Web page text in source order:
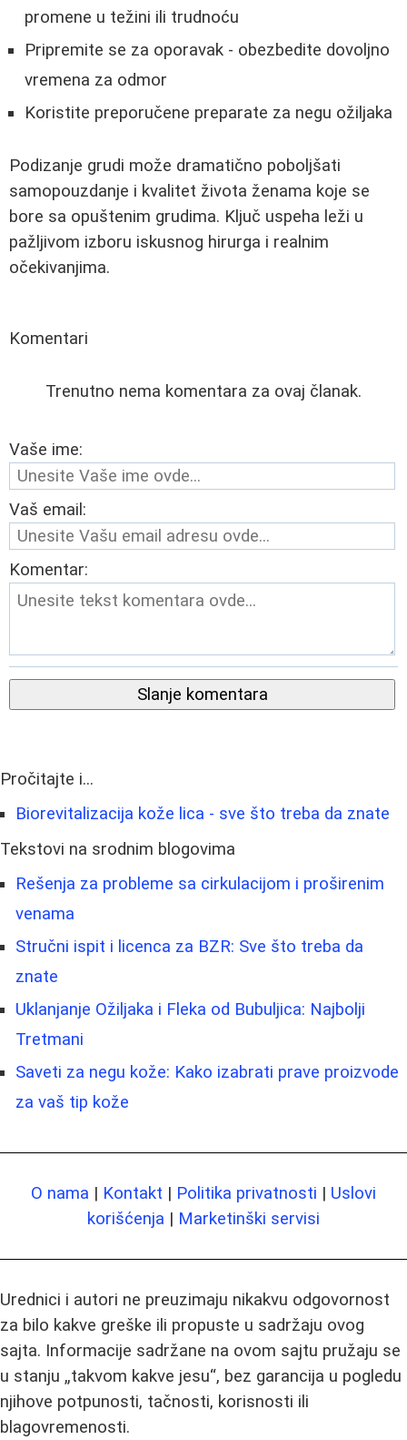
promene u težini ili trudnoću
Pripremite se za oporavak - obezbedite dovoljno
vremena za odmor
Koristite preporučene preparate za negu ožiljaka
Podizanje grudi može dramatično poboljšati
samopouzdanje i kvalitet života ženama koje se
bore sa opuštenim grudima. Ključ uspeha leži u
pažljivom izboru iskusnog hirurga i realnim
očekivanjima.
Komentari
Trenutno nema komentara za ovaj članak.
Vaše ime:
Vaš email:
Komentar:
Slanje komentara
Pročitajte i...
Biorevitalizacija kože lica - sve što treba da znate
Tekstovi na srodnim blogovima
Rešenja za probleme sa cirkulacijom i proširenim
venama
Stručni ispit i licenca za BZR: Sve što treba da
znate
Uklanjanje Ožiljaka i Fleka od Bubuljica: Najbolji
Tretmani
Saveti za negu kože: Kako izabrati prave proizvode
za vaš tip kože
O nama | Kontakt | Politika privatnosti | Uslovi
korišćenja | Marketinški servisi
Urednici i autori ne preuzimaju nikakvu odgovornost
za bilo kakve greške ili propuste u sadržaju ovog
sajta. Informacije sadržane na ovom sajtu pružaju se
u stanju „takvom kakve jesu“, bez garancija u pogledu
njihove potpunosti, tačnosti, korisnosti ili
blagovremenosti.